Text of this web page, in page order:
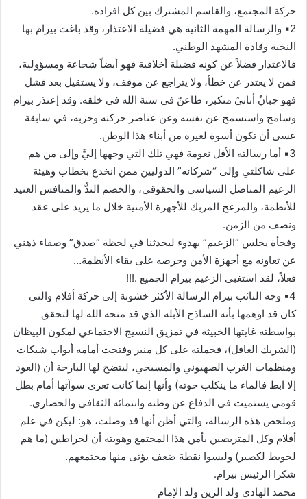
حركة المجتمع، والقاسم المشترك بين كل افراده.
2▪︎ والرسالة المهمة الثانية هي فضيلة الاعتذار، وقد باغت بيرام بها
النخبة وقادة المشهد الوطني.
فالاعتذار فضلاً عن كونه فضيلة أخلاقية فهو أيضاً شجاعة ومسؤولية،
فمن لا يعتذر عن خطأ، ولا يتراجع عن موقف، ولا يستقيل بعد فشل
فهو جبانٌ أنانيٌ متكبر، طاعنٌ في سنة الله في خلقه. وقد إعتذر بيرام
وسامح واستسمح عن نفسه وعن عناصر حركته وحزبه، في سابقة
عسى أن تكون أسوة لغيره من أبناء هذا الوطن.
3▪︎ أما رسالته الأقل نعومة فهي تلك التي وجهها إليَّ وإلى من هم
على شاكلتي وإلى “شركائه” الدوليين ممن انخدع بخطاب وهيئة
الزعيم المناضل السياسي والحقوقي، والخصم الندُّ والمنافس العنيد
للأنظمة، والمزعج المربك للأجهزة الأمنية خلال ما يزيد على عقد
ونصف من الزمن.
وفجأة يجلس “الزعيم” بهدوء ليحدثنا في لحظة “صدق” وصفاء ذهني
عن تعاونه مع أجهزة الأمن وحرصه على بقاء الأنظمة…
فعلاً، لقد استغبى الزعيم بيرام الجميع .!!!
4▪︎ وجه النائب بيرام الرسالة الأكثر خشونة إلى حركة أفلام والتي
كان قد اوهمها بأنه الساذج الأبله الذي قد منحه الله لها لتحقق
بواسطته غايتها الخبيثة في تمزيق النسيج الاجتماعي لمكون البيظان
(الشريك الغافل)، فحملته على كل منبر وفتحت أمامه أبواب شبكات
ومنظمات الغرب الصهيوني والمسيحي، ليتضح لها البارحة أن (العود
إلا ابط فالماء ما ينكلب حوته) وأنها إنما كانت تعري سوآتها أمام بطل
قومي يستميت في الدفاع عن وطنه وانتمائه الثقافي والحضاري.
وملخص هذه الرسالة، والتي أظن أنها قد وصلت، هو: ليكن في علم
أفلام وكل المتربصين بأمن هذا المجتمع وهويته أن لحراطين (ما هم
لحويط لكصير) وليسوا نقطة ضعف يؤتى منها مجتمعهم.
شكرا الرئيس بيرام.
محمد الهادي ولد الزين ولد الإمام